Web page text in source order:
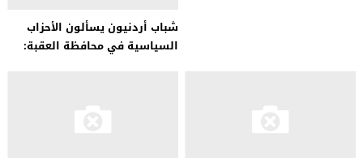
شباب أردنيون يسألون الأحزاب
السياسية في محافظة العقبة: